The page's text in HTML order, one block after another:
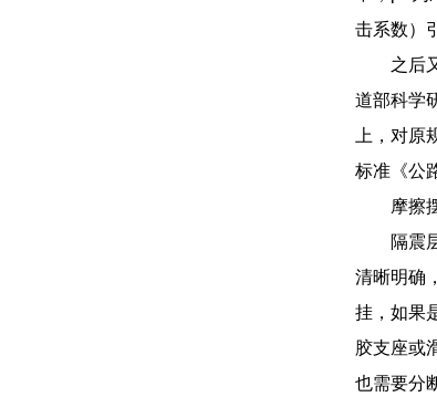
击系数）
之后
道部科学
上，对
标准《公
摩擦
隔震
清晰明确
挂，如果
胶支座或
也需要分